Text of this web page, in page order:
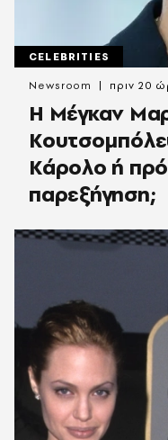
CELEBRITIES
Η Μέγκαν
Κάρολο ή
παρεξήγηση;
Newsroom πριν 20